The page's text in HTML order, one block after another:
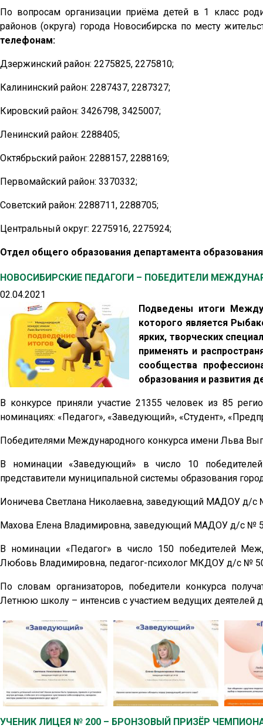
По вопросам организации приёма детей в 1 класс
районов (округа) города Новосибирска по месту
телефонам:
Дзержинский район: 2275825, 2275810;
Калининский район: 2287437, 2287327;
Кировский район: 3426798, 3425007;
Ленинский район: 2288405;
Октябрьский район: 2288157, 2288169;
Первомайский район: 3370332;
Советский район: 2288711, 2288705;
Центральный округ: 2275916, 2275924;
Отдел общего образования департамента
НОВОСИБИРСКИЕ ПЕДАГОГИ – ПОБЕДИТЕЛИ
02.04.2021
Подведены итоги
которого является
ярких, творческих
применять и
сообщества
образования и развития
В конкурсе приняли участие 21355 человек из 85
номинациях: «Педагог», «Заведующий», «Студент»,
Победителями Международного конкурса имени Льва
В номинации «Заведующий» в число 10
представители муниципальной системы образования
Ионичева Светлана Николаевна, заведующий МАДОУ д/с
Махова Елена Владимировна, заведующий МАДОУ д/с №
В номинации «Педагог» в число 150 победителей
Любовь Владимировна, педагог-психолог МКДОУ д/с №
По словам организаторов, победители конкурса
Летнюю школу – интенсив с участием ведущих деятелей
УЧЕНИК ЛИЦЕЯ № 200 – БРОНЗОВЫЙ ПРИЗЁР